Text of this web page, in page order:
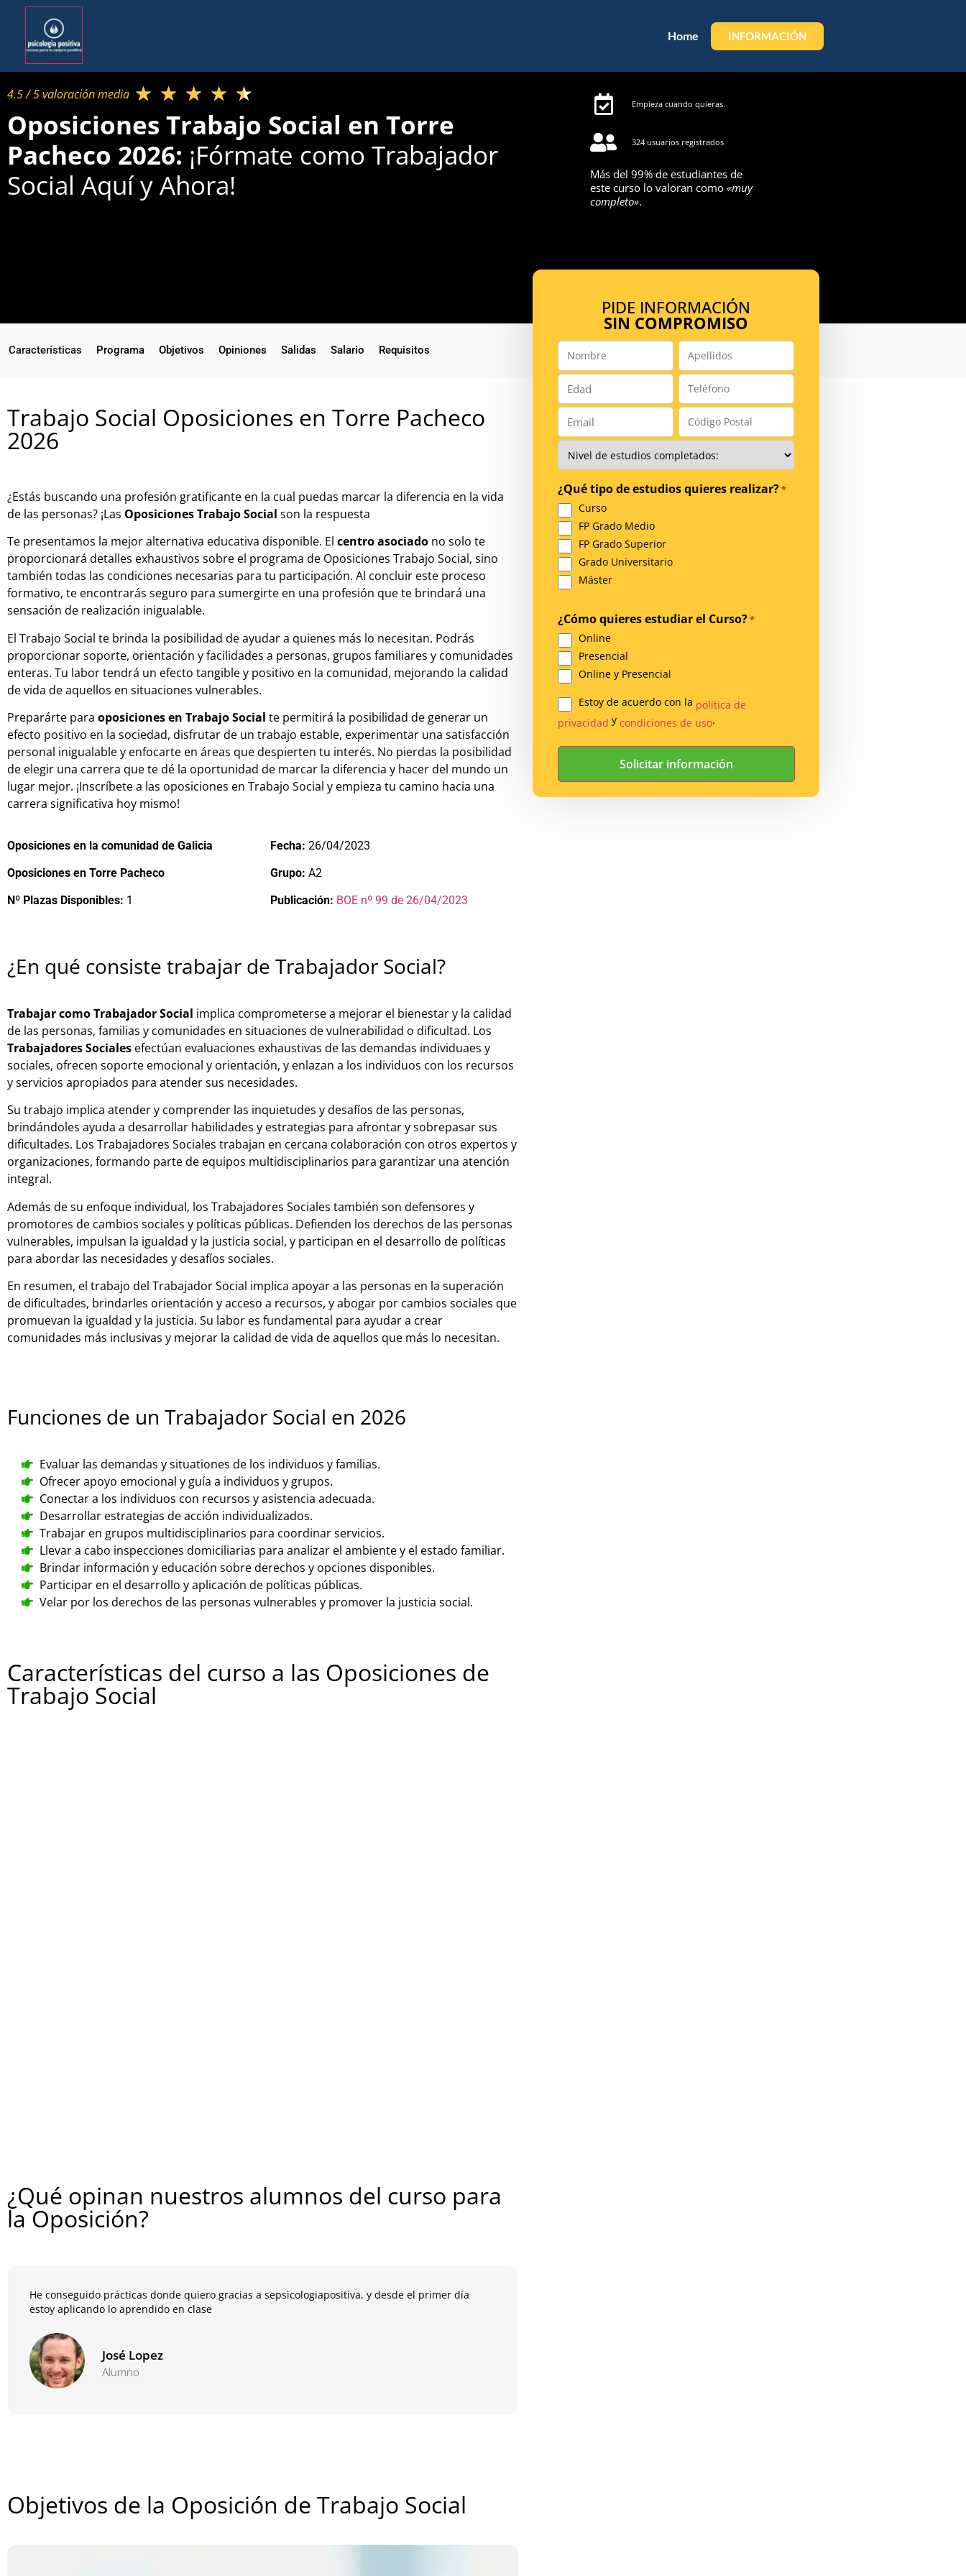
Home INFORMACIÓN
4.5 / 5 valoración media​ ★ ★ ★ ★ ★
Oposiciones Trabajo Social en Torre
Pacheco 2026: ¡Fórmate como Trabajador
Social Aquí y Ahora!
Empieza cuando quieras.
324 usuarios registrados
Más del 99% de estudiantes de
este curso lo valoran como «muy
completo».
Características Programa Objetivos Opiniones Salidas Salario Requisitos
Trabajo Social Oposiciones en Torre Pacheco
2026
¿Estás buscando una profesión gratificante en la cual puedas marcar la diferencia en la vida
de las personas? ¡Las Oposiciones Trabajo Social son la respuesta
Te presentamos la mejor alternativa educativa disponible. El centro asociado no solo te
proporcionará detalles exhaustivos sobre el programa de Oposiciones Trabajo Social, sino
también todas las condiciones necesarias para tu participación. Al concluir este proceso
formativo, te encontrarás seguro para sumergirte en una profesión que te brindará una
sensación de realización inigualable.
El Trabajo Social te brinda la posibilidad de ayudar a quienes más lo necesitan. Podrás
proporcionar soporte, orientación y facilidades a personas, grupos familiares y comunidades
enteras. Tu labor tendrá un efecto tangible y positivo en la comunidad, mejorando la calidad
de vida de aquellos en situaciones vulnerables.
Preparárte para oposiciones en Trabajo Social te permitirá la posibilidad de generar un
efecto positivo en la sociedad, disfrutar de un trabajo estable, experimentar una satisfacción
personal inigualable y enfocarte en áreas que despierten tu interés. No pierdas la posibilidad
de elegir una carrera que te dé la oportunidad de marcar la diferencia y hacer del mundo un
lugar mejor. ¡Inscríbete a las oposiciones en Trabajo Social y empieza tu camino hacia una
carrera significativa hoy mismo!
Oposiciones en la comunidad de Galicia
Oposiciones en Torre Pacheco
Nº Plazas Disponibles: 1
Fecha: 26/04/2023
Grupo: A2
Publicación: BOE nº 99 de 26/04/2023
¿En qué consiste trabajar de Trabajador Social?
Trabajar como Trabajador Social implica comprometerse a mejorar el bienestar y la calidad
de las personas, familias y comunidades en situaciones de vulnerabilidad o dificultad. Los
Trabajadores Sociales efectúan evaluaciones exhaustivas de las demandas individuaes y
sociales, ofrecen soporte emocional y orientación, y enlazan a los individuos con los recursos
y servicios apropiados para atender sus necesidades.
Su trabajo implica atender y comprender las inquietudes y desafíos de las personas,
brindándoles ayuda a desarrollar habilidades y estrategias para afrontar y sobrepasar sus
dificultades. Los Trabajadores Sociales trabajan en cercana colaboración con otros expertos y
organizaciones, formando parte de equipos multidisciplinarios para garantizar una atención
integral.
Además de su enfoque individual, los Trabajadores Sociales también son defensores y
promotores de cambios sociales y políticas públicas. Defienden los derechos de las personas
vulnerables, impulsan la igualdad y la justicia social, y participan en el desarrollo de políticas
para abordar las necesidades y desafíos sociales.
En resumen, el trabajo del Trabajador Social implica apoyar a las personas en la superación
de dificultades, brindarles orientación y acceso a recursos, y abogar por cambios sociales que
promuevan la igualdad y la justicia. Su labor es fundamental para ayudar a crear
comunidades más inclusivas y mejorar la calidad de vida de aquellos que más lo necesitan.
Funciones de un Trabajador Social en 2026
Evaluar las demandas y situationes de los individuos y familias.
Ofrecer apoyo emocional y guía a individuos y grupos.
Conectar a los individuos con recursos y asistencia adecuada.
Desarrollar estrategias de acción individualizados.
Trabajar en grupos multidisciplinarios para coordinar servicios.
Llevar a cabo inspecciones domiciliarias para analizar el ambiente y el estado familiar.
Brindar información y educación sobre derechos y opciones disponibles.
Participar en el desarrollo y aplicación de políticas públicas.
Velar por los derechos de las personas vulnerables y promover la justicia social.
Características del curso a las Oposiciones de
Trabajo Social
¿Qué opinan nuestros alumnos del curso para
la Oposición?
He conseguido prácticas donde quiero gracias a sepsicologiapositiva, y desde el primer día
estoy aplicando lo aprendido en clase
José Lopez
Alumno
Objetivos de la Oposición de Trabajo Social
PIDE INFORMACIÓN
SIN COMPROMISO
Nombre
*
Apellidos
Número
*
Teléfono
Email
*
Código
Postal
*
Nivel
de
Estudios
*
¿Qué tipo de estudios quieres realizar?*
Curso
FP Grado Medio
FP Grado Superior
Grado Universitario
Máster
¿Cómo quieres estudiar el Curso?*
Online
Presencial
Online y Presencial
Legal
*
Estoy de acuerdo con la política de
privacidad y condiciones de uso.